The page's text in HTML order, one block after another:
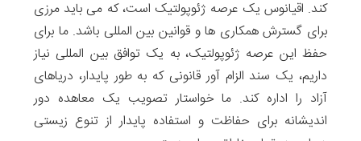
کند. اقیانوس یک عرصه ژئوپولتیک است، که می باید مرزی
برای گسترش همکاری ها و قوانین بین المللی باشد. ما برای
حفظ این عرصه ژئوپولتیک، به یک توافق بین المللی نیاز
داریم، یک سند الزام آور قانونی که به طور پایدار، دریاهای
آزاد را اداره کند. ما خواستار تصویب یک معاهده دور
اندیشانه برای حفاظت و استفاده پایدار از تنوع زیستی